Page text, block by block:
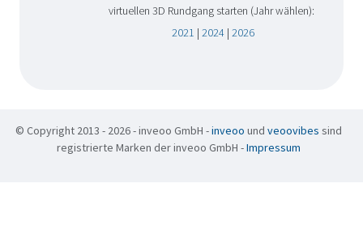
virtuellen 3D Rundgang starten (Jahr wählen):
2021 | 2024| 2026
© Copyright 2013 - 2026 - inveoo GmbH -inveoo und veoovibes sind
registrierte Marken der inveoo GmbH -Impressum